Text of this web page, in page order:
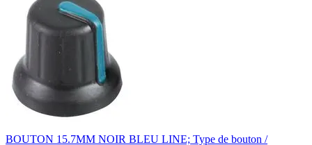
BOUTON 15.7MM NOIR BLEU LINE; Type de bouton /